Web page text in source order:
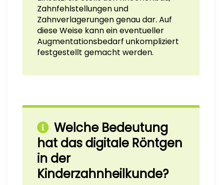
Zahnfehlstellungen und
Zahnverlagerungen genau dar. Auf
diese Weise kann ein eventueller
Augmentationsbedarf unkompliziert
festgestellt gemacht werden.
Welche Bedeutung
hat das digitale Röntgen
in der
Kinderzahnheilkunde?